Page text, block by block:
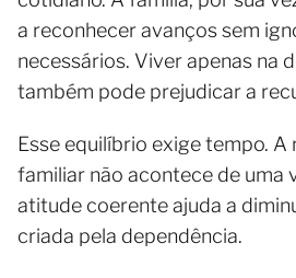
a reconhecer avanços sem
necessários. Viver apenas na
também pode prejudicar a
Esse equilíbrio exige tempo.
familiar não acontece de uma
atitude coerente ajuda a
criada pela dependência.